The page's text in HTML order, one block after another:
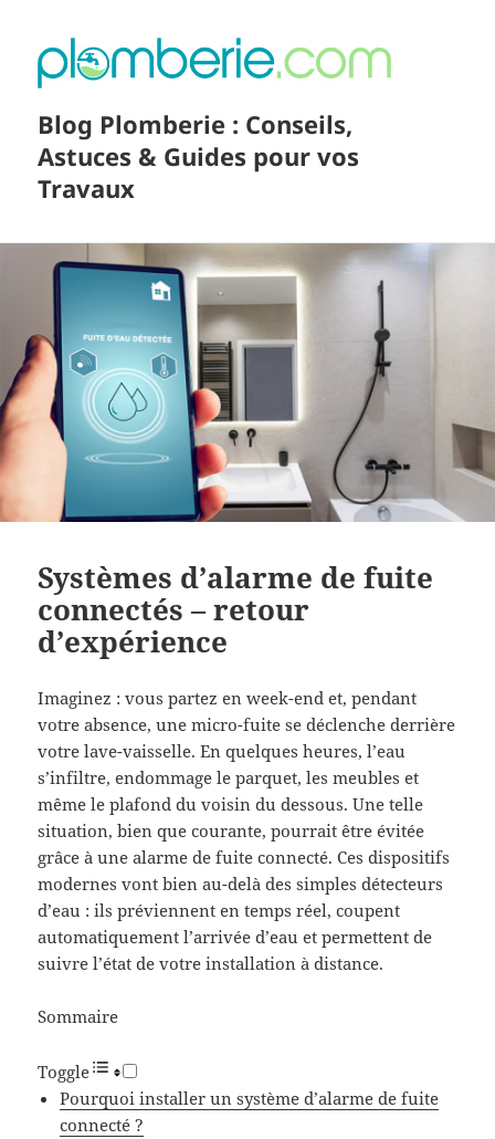
Blog Plomberie : Conseils,
Astuces & Guides pour vos
Travaux
Systèmes d’alarme de fuite
connectés – retour
d’expérience
Imaginez : vous partez en week-end et, pendant
votre absence, une micro-fuite se déclenche derrière
votre lave-vaisselle. En quelques heures, l’eau
s’infiltre, endommage le parquet, les meubles et
même le plafond du voisin du dessous. Une telle
situation, bien que courante, pourrait être évitée
grâce à une alarme de fuite connecté. Ces dispositifs
modernes vont bien au-delà des simples détecteurs
d’eau : ils préviennent en temps réel, coupent
automatiquement l’arrivée d’eau et permettent de
suivre l’état de votre installation à distance.
Sommaire
Toggle
Pourquoi installer un système d’alarme de fuite
connecté ?